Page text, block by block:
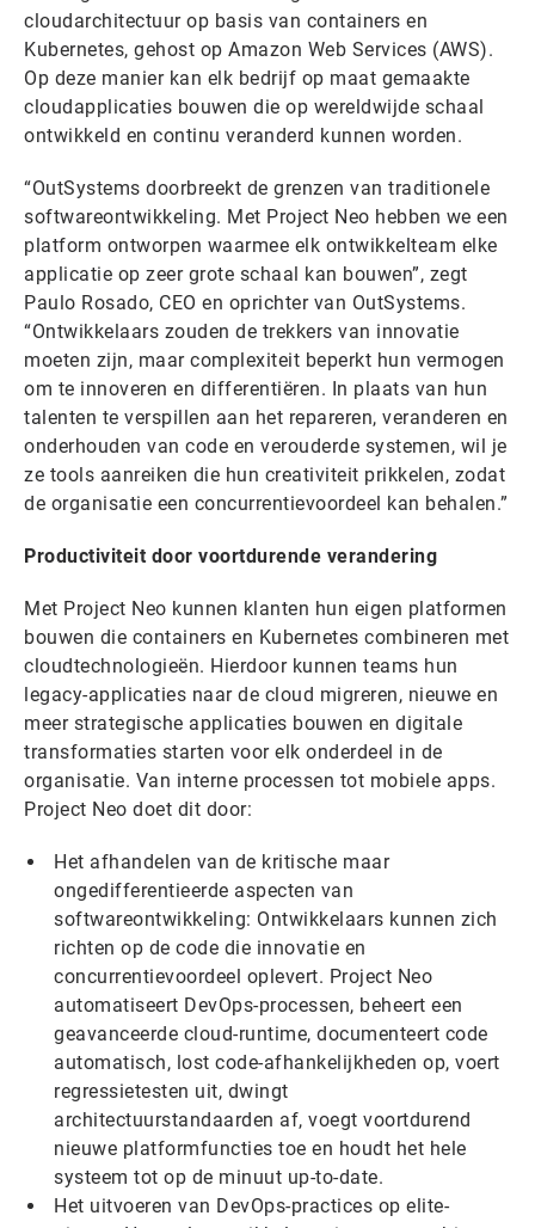
cloudarchitectuur op basis van containers en
Kubernetes, gehost op Amazon Web Services (AWS).
Op deze manier kan elk bedrijf op maat gemaakte
cloudapplicaties bouwen die op wereldwijde schaal
ontwikkeld en continu veranderd kunnen worden.
“OutSystems doorbreekt de grenzen van traditionele
softwareontwikkeling. Met Project Neo hebben we een
platform ontworpen waarmee elk ontwikkelteam elke
applicatie op zeer grote schaal kan bouwen”, zegt
Paulo Rosado, CEO en oprichter van OutSystems.
“Ontwikkelaars zouden de trekkers van innovatie
moeten zijn, maar complexiteit beperkt hun vermogen
om te innoveren en differentiëren. In plaats van hun
talenten te verspillen aan het repareren, veranderen en
onderhouden van code en verouderde systemen, wil je
ze tools aanreiken die hun creativiteit prikkelen, zodat
de organisatie een concurrentievoordeel kan behalen.”
Productiviteit door voortdurende verandering
Met Project Neo kunnen klanten hun eigen platformen
bouwen die containers en Kubernetes combineren met
cloudtechnologieën. Hierdoor kunnen teams hun
legacy-applicaties naar de cloud migreren, nieuwe en
meer strategische applicaties bouwen en digitale
transformaties starten voor elk onderdeel in de
organisatie. Van interne processen tot mobiele apps.
Project Neo doet dit door:
Het afhandelen van de kritische maar
ongedifferentieerde aspecten van
softwareontwikkeling: Ontwikkelaars kunnen zich
richten op de code die innovatie en
concurrentievoordeel oplevert. Project Neo
automatiseert DevOps-processen, beheert een
geavanceerde cloud-runtime, documenteert code
automatisch, lost code-afhankelijkheden op, voert
regressietesten uit, dwingt
architectuurstandaarden af, voegt voortdurend
nieuwe platformfuncties toe en houdt het hele
systeem tot op de minuut up-to-date.
Het uitvoeren van DevOps-practices op elite-